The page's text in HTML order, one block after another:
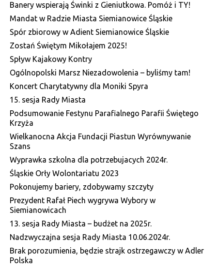
Banery wspierają Świnki z Gieniutkowa. Pomóż i TY!
Mandat w Radzie Miasta Siemianowice Śląskie
Spór zbiorowy w Adient Siemianowice Śląskie
Zostań Świętym Mikołajem 2025!
Spływ Kajakowy Kontry
Ogólnopolski Marsz Niezadowolenia – byliśmy tam!
Koncert Charytatywny dla Moniki Spyra
15. sesja Rady Miasta
Podsumowanie Festynu Parafialnego Parafii Świętego
Krzyża
Wielkanocna Akcja Fundacji Piastun Wyrównywanie
Szans
Wyprawka szkolna dla potrzebujacych 2024r.
Śląskie Orły Wolontariatu 2023
Pokonujemy bariery, zdobywamy szczyty
Prezydent Rafał Piech wygrywa Wybory w
Siemianowicach
13. sesja Rady Miasta – budżet na 2025r.
Nadzwyczajna sesja Rady Miasta 10.06.2024r.
Brak porozumienia, będzie strajk ostrzegawczy w Adler
Polska